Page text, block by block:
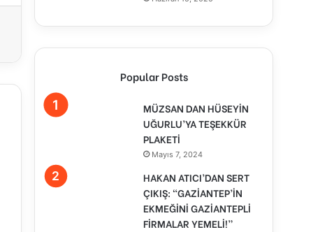
Popular Posts
MÜZSAN DAN HÜSEYİN
UĞURLU’YA TEŞEKKÜR
PLAKETİ
Mayıs 7, 2024
HAKAN ATICI’DAN SERT
ÇIKIŞ: “GAZİANTEP’İN
EKMEĞİNİ GAZİANTEPLİ
FİRMALAR YEMELİ!”